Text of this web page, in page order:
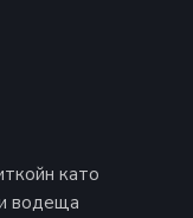
като
водеща